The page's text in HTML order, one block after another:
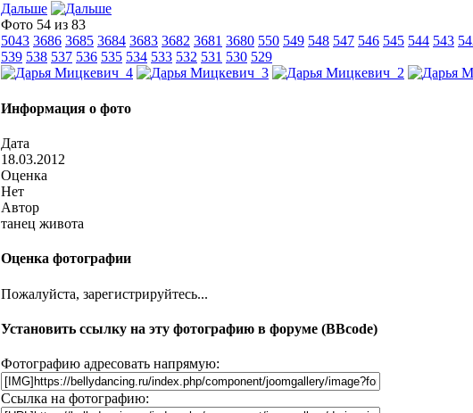
Дальше
Фото 54 из 83
5043 3686 3685 3684 3683 3682 3681 3680 550 549 548 547 546 545 544 543
539 538 537 536 535 534 533 532 531 530 529
Информация о фото
Дата
18.03.2012
Оценка
Нет
Автор
танец живота
Оценка фотографии
Пожалуйста, зарегистрируйтесь...
Установить ссылку на эту фотографию в форуме (BBcode)
Фотографию адресовать напрямую:
Ссылка на фотографию: